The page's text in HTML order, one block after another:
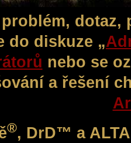
problém,
do diskuze „
nebo se
a řešení
®, DrD™ a